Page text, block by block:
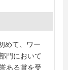
めて、ワー
門において
ある賞を受